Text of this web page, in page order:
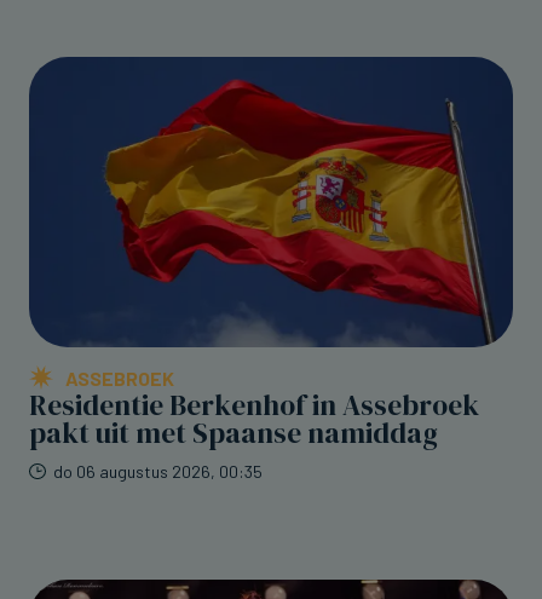
ASSEBROEK
Residentie Berkenhof in Assebroek
pakt uit met Spaanse namiddag
do 06 augustus 2026, 00:35